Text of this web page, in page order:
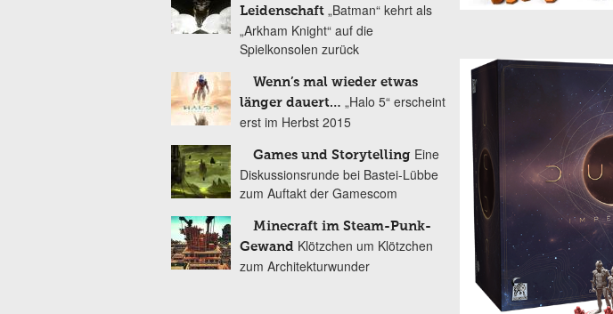
Leidenschaft „Batman“ kehrt als
„Arkham Knight“ auf die
Spielkonsolen zurück
Wenn’s mal wieder etwas
länger dauert… „Halo 5“ erscheint
erst im Herbst 2015
Games und Storytelling Eine
Diskussionsrunde bei Bastei-Lübbe
zum Auftakt der Gamescom
Minecraft im Steam-Punk-
Gewand Klötzchen um Klötzchen
zum Architekturwunder